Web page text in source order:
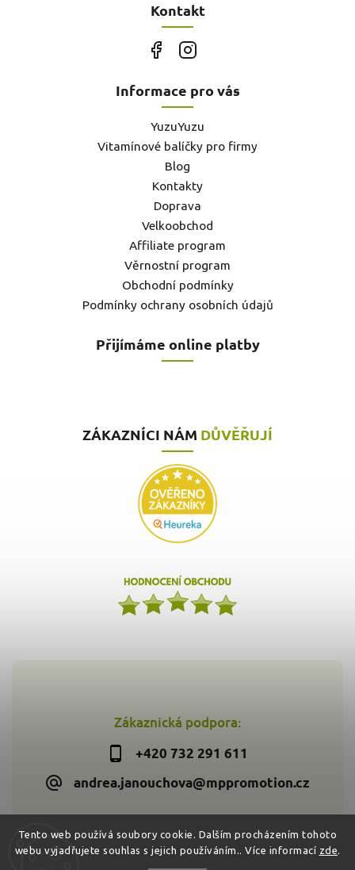
Tento web používá soubory cookie. Dalším procházením tohoto
webu vyjadřujete souhlas s jejich používáním.. Více informací zde.
Zákaznická podpora:
+420 732 291 611
andrea.janouchova@mppromotion.cz
Kontakt
Informace pro vás
YuzuYuzu
Vitamínové balíčky pro firmy
Blog
Kontakty
Doprava
Velkoobchod
Affiliate program
Věrnostní program
Obchodní podmínky
Podmínky ochrany osobních údajů
Přijímáme online platby
ZÁKAZNÍCI NÁM DŮVĚŘUJÍ
Copyright 2026Zdravýkoš.cz. Všechna práva vyhrazena.